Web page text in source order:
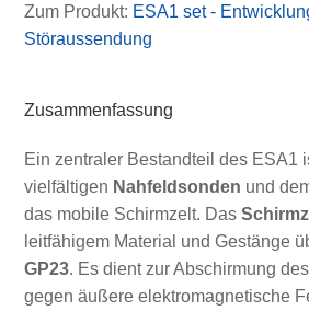
Zum Produkt: ESA1 set -
Störaussendung
Zusammenfassung
Ein zentraler Bestandteil des ESA1
vielfältigen Nahfeldsonden und
das mobile Schirmzelt. Das
leitfähigem Material und Gestänge
GP23. Es dient zur Abschirmung
gegen äußere elektromagnetische